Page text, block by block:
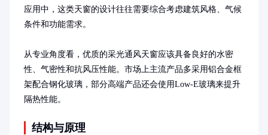
应用中，这类天窗的设计往往需要综合考虑建筑风格、气候
条件和功能需求。
从专业角度看，优质的采光通风天窗应该具备良好的水密
性、气密性和抗风压性能。市场上主流产品多采用铝合金框
架配合钢化玻璃，部分高端产品还会使用Low-E玻璃来提升
隔热性能。
结构与原理